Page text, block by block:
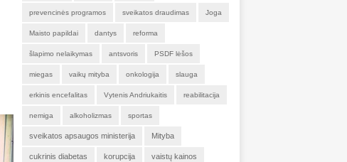
prevencinės programos sveikatos draudimas Joga
Maisto papildai dantys reforma
šlapimo nelaikymas antsvoris PSDF lėšos
miegas vaikų mityba onkologija slauga
erkinis encefalitas Vytenis Andriukaitis reabilitacija
nemiga alkoholizmas sportas
sveikatos apsaugos ministerija Mityba
cukrinis diabetas korupcija vaistų kainos